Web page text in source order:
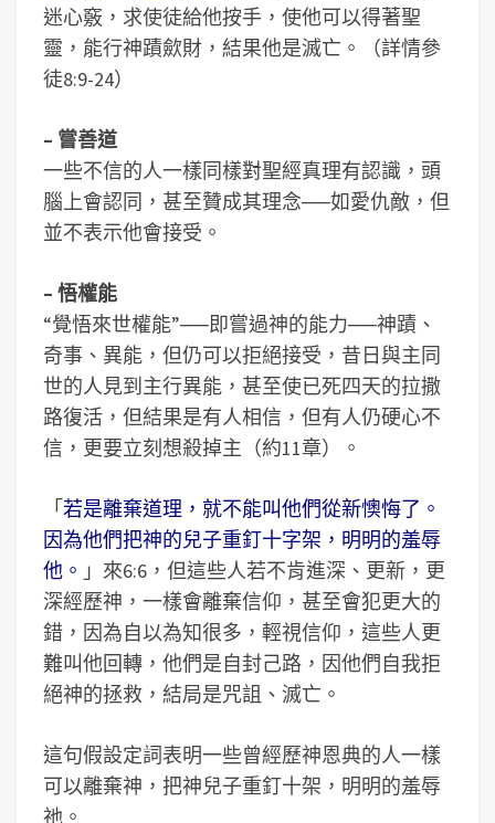
迷心竅，求使徒給他按手，使他可以得著聖
靈，能行神蹟歛財，結果他是滅亡。（詳情參
徒8:9-24）
– 嘗善道
一些不信的人一樣同樣對聖經真理有認識，頭
腦上會認同，甚至贊成其理念──如愛仇敵，但
並不表示他會接受。
– 悟權能
“覺悟來世權能”──即嘗過神的能力──神蹟、
奇事、異能，但仍可以拒絕接受，昔日與主同
世的人見到主行異能，甚至使已死四天的拉撒
路復活，但結果是有人相信，但有人仍硬心不
信，更要立刻想殺掉主（約11章）。
「若是離棄道理，就不能叫他們從新懊悔了。
因為他們把神的兒子重釘十字架，明明的羞辱
他。 」來6:6，但這些人若不肯進深、更新，更
深經歷神，一樣會離棄信仰，甚至會犯更大的
錯，因為自以為知很多，輕視信仰，這些人更
難叫他回轉，他們是自封己路，因他們自我拒
絕神的拯救，結局是咒詛、滅亡。
這句假設定詞表明一些曾經歷神恩典的人一樣
可以離棄神，把神兒子重釘十架，明明的羞辱
祂。